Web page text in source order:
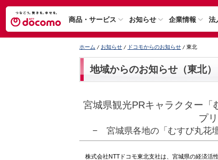
商品・サービス お知らせ 企業情報 法
ホーム お知らせ ドコモからのお知らせ 東北
地域からのお知らせ（東北）
宮城県観光PRキャラクター
プ
− 宮城県各地の「むすび丸花
株式会社NTTドコモ東北支社は、宮城県の経済活